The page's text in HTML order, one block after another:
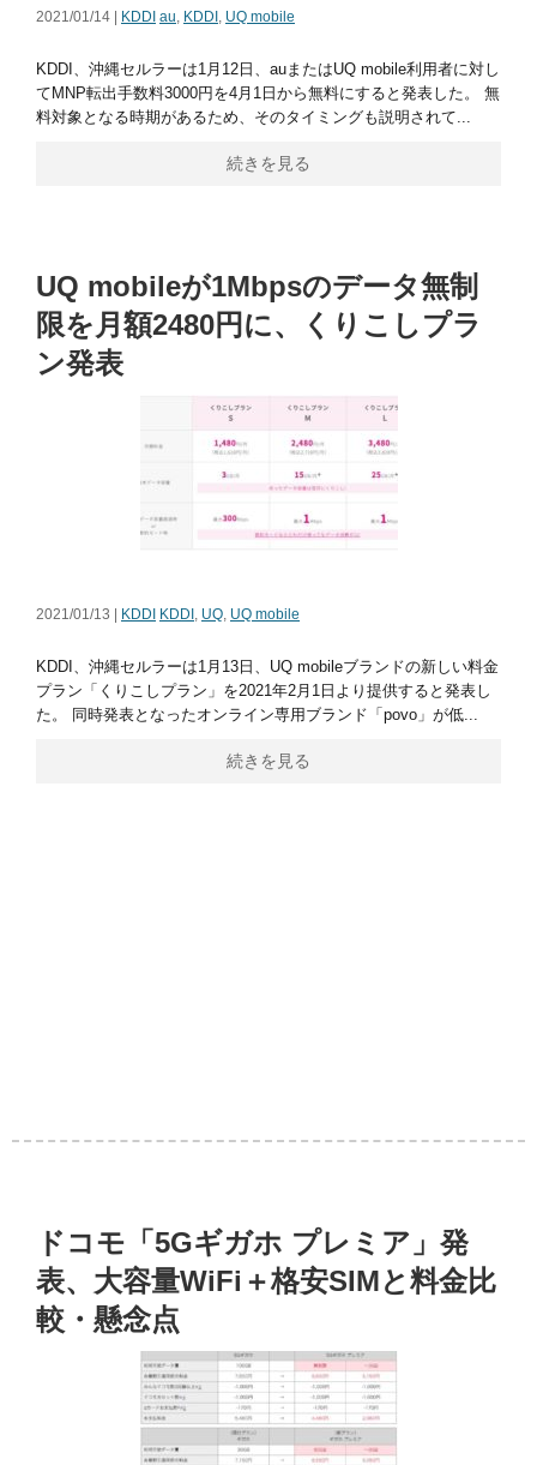
2021/01/14 | KDDI au, KDDI , UQ mobile
KDDI、沖縄セルラーは1月12日、auまたはUQ mobile利用者に対し
てMNP転出手数料3000円を4月1日から無料にすると発表した。 無
料対象となる時期があるため、そのタイミングも説明されて...
続きを見る
UQ mobileが1Mbpsのデータ無制
限を月額2480円に、くりこしプラ
ン発表
2021/01/13 | KDDI KDDI , UQ, UQ mobile
KDDI、沖縄セルラーは1月13日、UQ mobileブランドの新しい料金
プラン「くりこしプラン」を2021年2月1日より提供すると発表し
た。 同時発表となったオンライン専用ブランド「povo」が低...
続きを見る
ドコモ「5Gギガホ プレミア」発
表、大容量WiFi＋格安SIMと料金比
較・懸念点